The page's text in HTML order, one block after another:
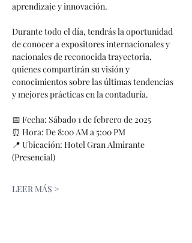
aprendizaje y innovación.
Durante todo el día, tendrás la oportunidad
de conocer a expositores internacionales y
nacionales de reconocida trayectoria,
quienes compartirán su visión y
conocimientos sobre las últimas tendencias
y mejores prácticas en la contaduría.
📅 Fecha: Sábado 1 de febrero de 2025
⏰ Hora: De 8:00 AM a 5:00 PM
📍 Ubicación: Hotel Gran Almirante
(Presencial)
LEER MÁS >